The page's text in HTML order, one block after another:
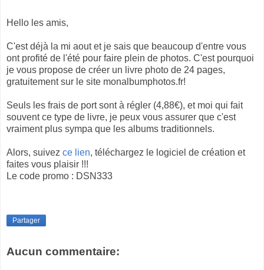
Hello les amis,
C'est déjà la mi aout et je sais que beaucoup d'entre vous
ont profité de l'été pour faire plein de photos. C'est pourquoi
je vous propose de créer un livre photo de 24 pages,
gratuitement sur le site monalbumphotos.fr!
Seuls les frais de port sont à régler (4,88€), et moi qui fait
souvent ce type de livre, je peux vous assurer que c'est
vraiment plus sympa que les albums traditionnels.
Alors, suivez ce lien, téléchargez le logiciel de création et
faites vous plaisir !!!
Le code promo : DSN333
Partager
Aucun commentaire: